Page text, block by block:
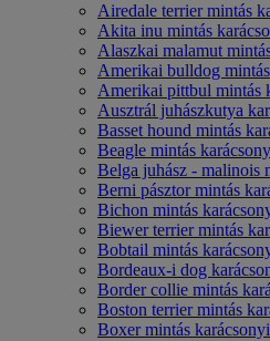
Airedale terrier mintás
Akita inu mintás
Alaszkai malamut
Amerikai bulldog
Amerikai pittbul mintás
Ausztrál juhászkutya
Basset hound mintás
Beagle mintás
Belga juhász - malinois
Berni pásztor mintás
Bichon mintás
Biewer terrier mintás
Bobtail mintás
Bordeaux-i dog
Border collie mintás
Boston terrier mintás
Boxer mintás